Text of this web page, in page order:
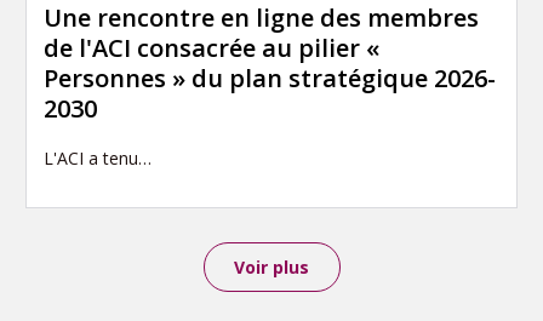
Une rencontre en ligne des membres
de l'ACI consacrée au pilier «
Personnes » du plan stratégique 2026-
2030
L'ACI a tenu…
Voir plus